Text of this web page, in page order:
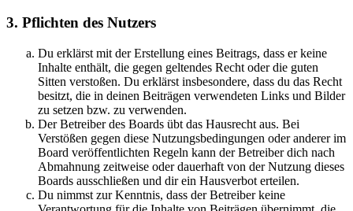
3. Pflichten des Nutzers
Du erklärst mit der Erstellung eines Beitrags, dass er keine
Inhalte enthält, die gegen geltendes Recht oder die guten
Sitten verstoßen. Du erklärst insbesondere, dass du das Recht
besitzt, die in deinen Beiträgen verwendeten Links und Bilder
zu setzen bzw. zu verwenden.
Der Betreiber des Boards übt das Hausrecht aus. Bei
Verstößen gegen diese Nutzungsbedingungen oder anderer im
Board veröffentlichten Regeln kann der Betreiber dich nach
Abmahnung zeitweise oder dauerhaft von der Nutzung dieses
Boards ausschließen und dir ein Hausverbot erteilen.
Du nimmst zur Kenntnis, dass der Betreiber keine